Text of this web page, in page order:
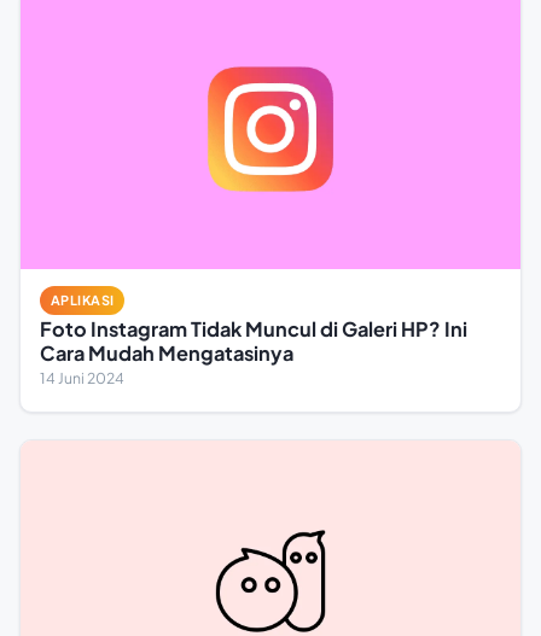
APLIKASI
Foto Instagram Tidak Muncul di Galeri HP? Ini
Cara Mudah Mengatasinya
14 Juni 2024